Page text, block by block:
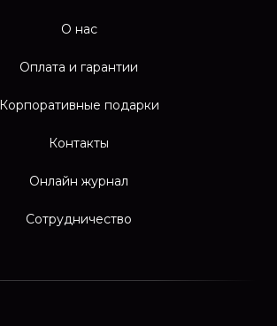
О нас
Оплата и гарантии
Корпоративные подарки
Контакты
Онлайн журнал
Сотрудничество